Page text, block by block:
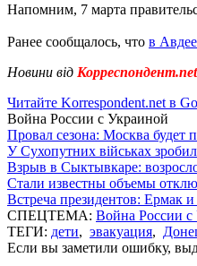
Напомним, 7 марта
Ранее сообщалось, что в
Новини від Корреспондент.net
Читайте Korrespondent.net в
Война России с Украиной
Провал сезона: Москва будет
У Сухопутних військах
Взрыв в Сыктывкаре:
Стали известны объемы
Встреча президентов: Ермак
СПЕЦТЕМА: Война России с
ТЕГИ: дети, эвакуация,
Если вы заметили ошибку,